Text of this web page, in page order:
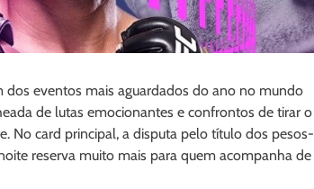
dos eventos mais aguardados do ano no mundo
de lutas emocionantes e confrontos de tirar o
No card principal, a disputa pelo título dos pesos-
reserva muito mais para quem acompanha de